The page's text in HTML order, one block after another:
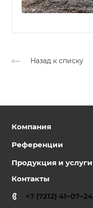
Назад к списку
Компания
Референции
Продукция и услуги
Контакты
+7 (7212) 41–07–24